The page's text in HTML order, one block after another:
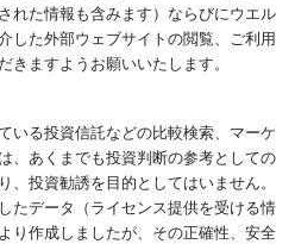
れた情報も含みます）ならびにウエル
した外部ウェブサイトの閲覧、ご利用
ますようお願いいたします。
いる投資信託などの比較検索、マーケ
、あくまでも投資判断の参考としての
投資勧誘を目的としてはいません。
たデータ（ライセンス提供を受ける情
り作成しましたが、その正確性、安全